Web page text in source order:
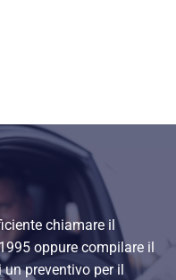
chiamare il
oppure compilare il
preventivo per il